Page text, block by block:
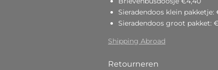
Sieradendoos klein pakketje:
Sieradendoos groot pakket:
Shipping Abroad
Retourneren